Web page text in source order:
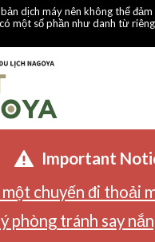
dịch máy nên không thể
một số phần như danh từ
Important
một chuyến đi thoải
phòng tránh say